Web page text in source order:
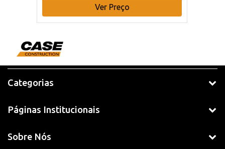
Ver Preço
Categorias
Páginas Institucionais
Sobre Nós